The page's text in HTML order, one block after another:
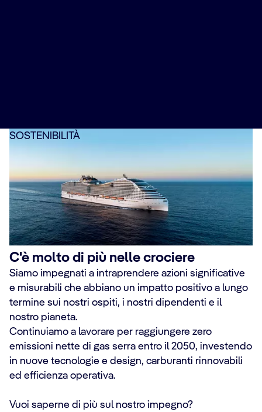
SOSTENIBILITÀ
C'è molto di più nelle crociere
Siamo impegnati a intraprendere azioni significative
e misurabili che abbiano un impatto positivo a lungo
termine sui nostri ospiti, i nostri dipendenti e il
nostro pianeta.
Continuiamo a lavorare per raggiungere zero
emissioni nette di gas serra entro il 2050, investendo
in nuove tecnologie e design, carburanti rinnovabili
ed efficienza operativa.
Vuoi saperne di più sul nostro impegno?